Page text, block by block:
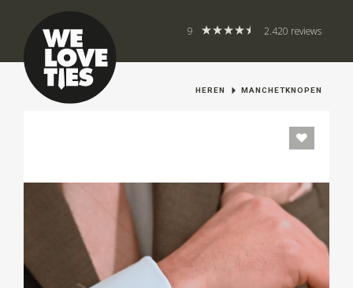
9 2.420 reviews
HEREN MANCHETKNOPEN